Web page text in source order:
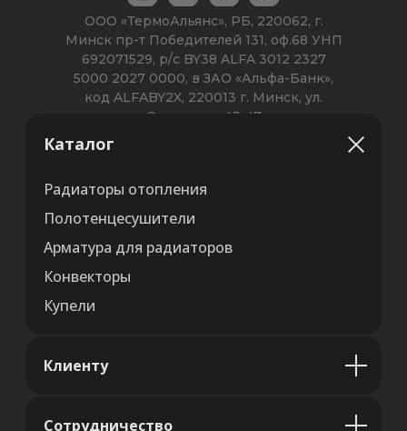
Каталог
Радиаторы отопления
Полотенцесушители
Арматура для радиаторов
Конвекторы
Купели
Клиенту
Сотрудничество